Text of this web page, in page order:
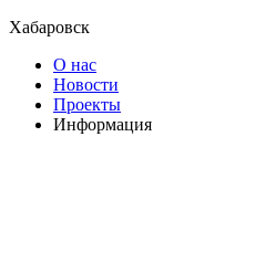
Хабаровск
О нас
Новости
Проекты
Информация